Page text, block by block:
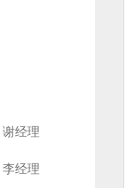
谢经理
李经理